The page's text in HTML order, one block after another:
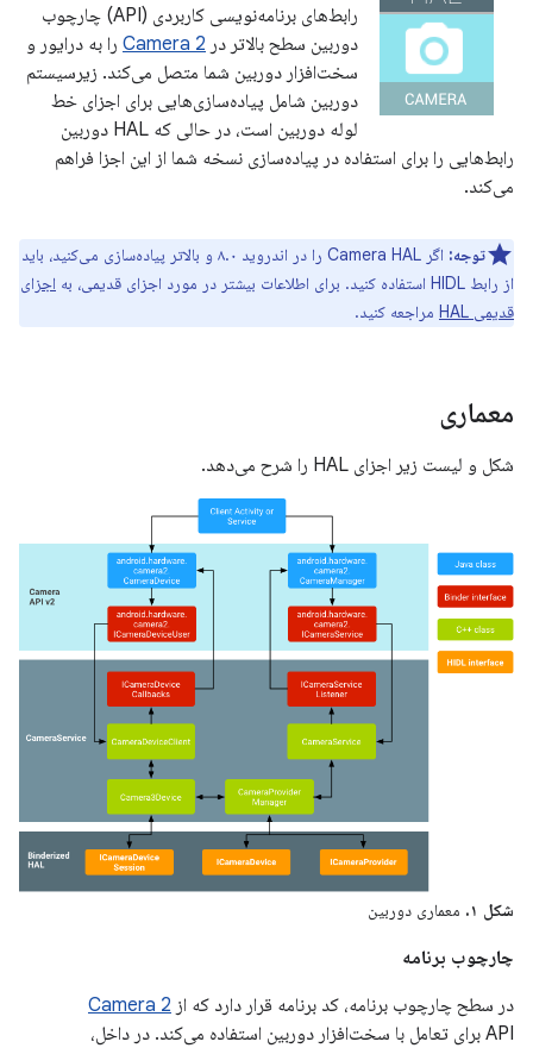
رابط‌های برنامه‌نویسی کاربردی (API) چارچوب
دوربین سطح بالاتر در Camera 2 را به درایور و
سخت‌افزار دوربین شما متصل می‌کند. زیرسیستم
دوربین شامل پیاده‌سازی‌هایی برای اجزای خط
لوله دوربین است، در حالی که HAL دوربین
رابط‌هایی را برای استفاده در پیاده‌سازی نسخه شما از این اجزا فراهم
می‌کند.
توجه:
اگر Camera HAL را در اندروید ۸.۰ و بالاتر پیاده‌سازی می‌کنید، باید
از رابط HIDL استفاده کنید. برای اطلاعات بیشتر در مورد اجزای قدیمی، به
اجزای
قدیمی HAL
مراجعه کنید.
معماری
شکل و لیست زیر اجزای HAL را شرح می‌دهد.
شکل ۱. معماری دوربین
چارچوب برنامه
در سطح چارچوب برنامه، کد برنامه قرار دارد که از Camera 2
API برای تعامل با سخت‌افزار دوربین استفاده می‌کند. در داخل،